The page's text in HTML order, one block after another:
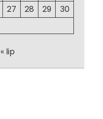
27 28 29
30
« lip